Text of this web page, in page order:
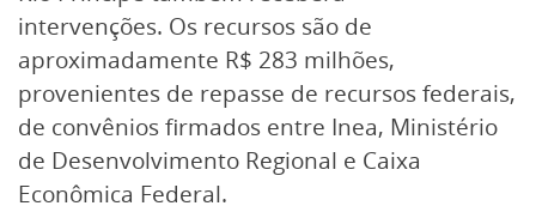
intervenções. Os recursos são de
aproximadamente R$ 283 milhões,
provenientes de repasse de recursos federais,
de convênios firmados entre Inea, Ministério
de Desenvolvimento Regional e Caixa
Econômica Federal.